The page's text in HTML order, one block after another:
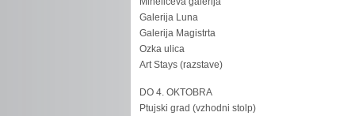
Galerija Luna
Galerija Magistrta
Ozka ulica
Art Stays (razstave)
DO 4. OKTOBRA
Ptujski grad (vzhodni stolp)